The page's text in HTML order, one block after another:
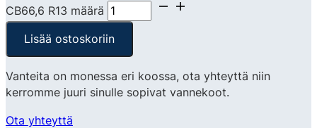
CB66,6 R13 määrä
Lisää ostoskoriin
Vanteita on monessa eri koossa, ota yhteyttä niin
kerromme juuri sinulle sopivat vannekoot.
Ota yhteyttä